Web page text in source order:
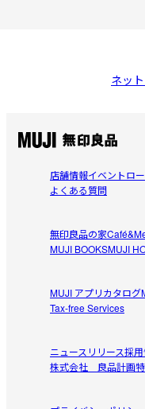
ネッ
店舗情報イベントロ
よくある質問
無印良品の家
MUJI BOOKSMUJI
MUJI アプリカタログ
Tax-free Services
ニュースリリース採
株式会社 良品計画